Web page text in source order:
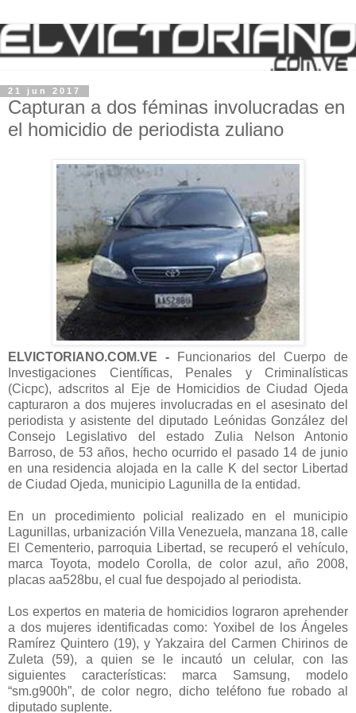
21 jun 2017
Capturan a dos féminas involucradas en
el homicidio de periodista zuliano
ELVICTORIANO.COM.VE -
Funcionarios del Cuerpo de
Investigaciones Científicas, Penales y Criminalísticas
(Cicpc), adscritos al Eje de Homicidios de Ciudad Ojeda
capturaron a dos mujeres involucradas en el asesinato del
periodista y asistente del diputado Leónidas González del
Consejo Legislativo del estado Zulia Nelson Antonio
Barroso, de 53 años, hecho ocurrido el pasado 14 de junio
en una residencia alojada en la calle K del sector Libertad
de Ciudad Ojeda, municipio Lagunilla de la entidad.
En un procedimiento policial realizado en el municipio
Lagunillas, urbanización Villa Venezuela, manzana 18, calle
El Cementerio, parroquia Libertad, se recuperó el vehículo,
marca Toyota, modelo Corolla, de color azul, año 2008,
placas aa528bu, el cual fue despojado al periodista.
Los expertos en materia de homicidios lograron aprehender
a dos mujeres identificadas como: Yoxibel de los Ángeles
Ramírez Quintero (19), y Yakzaira del Carmen Chirinos de
Zuleta (59), a quien se le incautó un celular, con las
siguientes características: marca Samsung, modelo
“sm.g900h”, de color negro, dicho teléfono fue robado al
diputado suplente.